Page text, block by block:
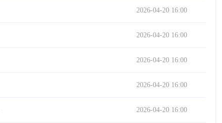
2026-04-20 16:00
2026-04-20 16:00
2026-04-20 16:00
2026-04-20 16:00
2026-04-20 16:00